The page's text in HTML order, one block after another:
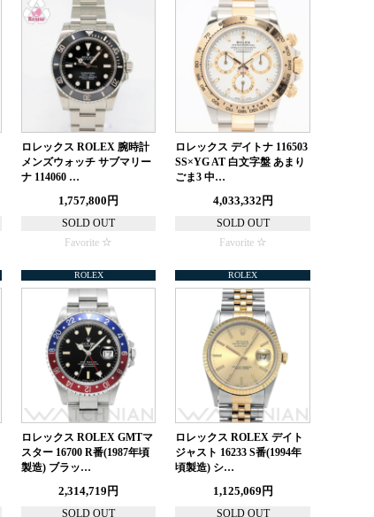
ロレックス ROLEX 腕時計
メンズウォッチ サブマリー
ナ 114060 …
1,757,800円
SOLD OUT
Favorite
ロレックス デイトナ 116503
SS×YG AT 白文字盤 あまり
ごま3 中…
4,033,332円
SOLD OUT
Favorite
ROLEX
ロレックス ROLEX GMTマ
スター 16700 R番(1987年頃
製造) ブラッ…
2,314,719円
SOLD OUT
ROLEX
ロレックス ROLEX デイト
ジャスト 16233 S番(1994年
頃製造) シ…
1,125,069円
SOLD OUT